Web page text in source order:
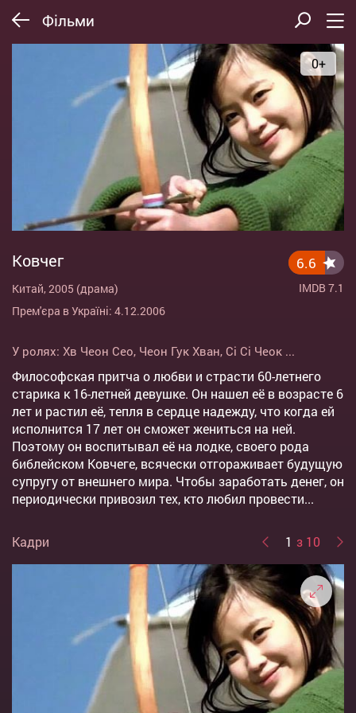
Фільми
0+
Ковчег
Китай, 2005 (драма)
Прем'єра в Україні: 4.12.2006
6.6
IMDB 7.1
У ролях: Хв Чеон Сео, Чеон Гук Хван, Сі Сі Чеок ...
Философская притча о любви и страсти 60-летнего
старика к 16-летней девушке. Он нашел её в возрасте 6
лет и растил её, тепля в сердце надежду, что когда ей
исполнится 17 лет он сможет жениться на ней.
Поэтому он воспитывал её на лодке, своего рода
библейском Ковчеге, всячески отгораживает будущую
супругу от внешнего мира. Чтобы заработать денег, он
периодически привозил тех, кто любил провести...
Кадри 1 з 10